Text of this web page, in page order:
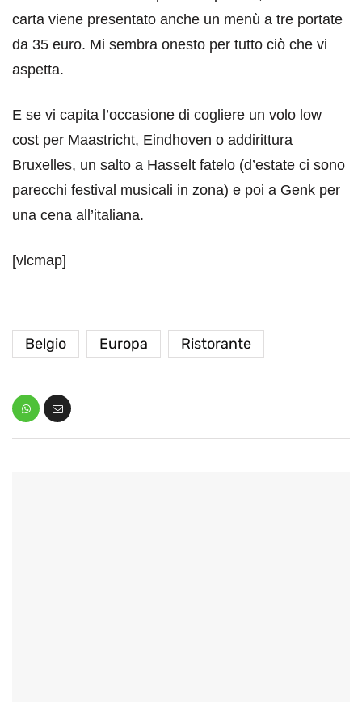
carta viene presentato anche un menù a tre portate
da 35 euro. Mi sembra onesto per tutto ciò che vi
aspetta.
E se vi capita l’occasione di cogliere un volo low
cost per Maastricht, Eindhoven o addirittura
Bruxelles, un salto a Hasselt fatelo (d’estate ci sono
parecchi festival musicali in zona) e poi a Genk per
una cena all’italiana.
[vlcmap]
Belgio Europa Ristorante